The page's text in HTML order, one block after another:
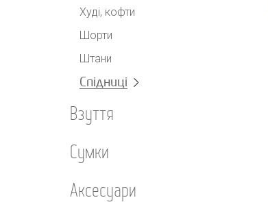
Худі, кофти
Шорти
Штани
Спідниці
Взуття
Сумки
Аксесуари